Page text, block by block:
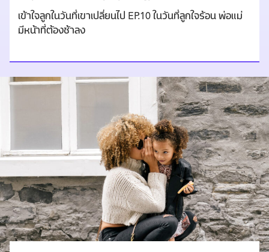
เข้าใจลูกในวันที่เขาเปลี่ยนไป EP.10 ในวันที่ลูกใจร้อน พ่อแม่
มีหน้าที่ต้องช้าลง